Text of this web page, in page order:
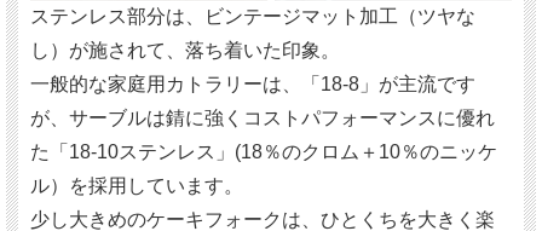
ステンレス部分は、ビンテージマット加工（ツヤな
し）が施されて、落ち着いた印象。
一般的な家庭用カトラリーは、「18-8」が主流です
が、サーブルは錆に強くコストパフォーマンスに優れ
た「18-10ステンレス」(18％のクロム＋10％のニッケ
ル）を採用しています。
少し大きめのケーキフォークは、ひとくちを大きく楽